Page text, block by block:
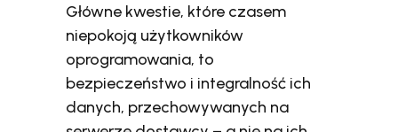
Główne kwestie, które czasem
niepokoją użytkowników
oprogramowania, to
bezpieczeństwo i integralność ich
danych, przechowywanych na